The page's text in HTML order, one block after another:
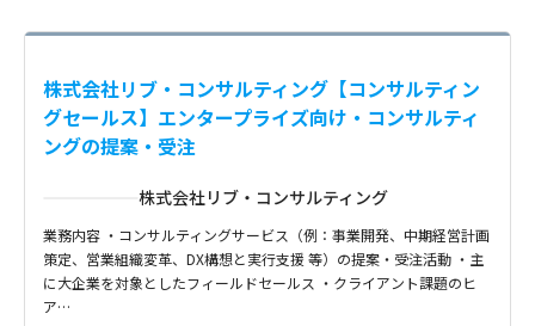
株式会社リブ・コンサルティング【コンサルティン
グセールス】エンタープライズ向け・コンサルティ
ングの提案・受注
株式会社リブ・コンサルティング
業務内容 ・コンサルティングサービス（例：事業開発、中期経営計画
策定、営業組織変革、DX構想と実行支援 等）の提案・受注活動 ・主
に大企業を対象としたフィールドセールス ・クライアント課題のヒ
ア…